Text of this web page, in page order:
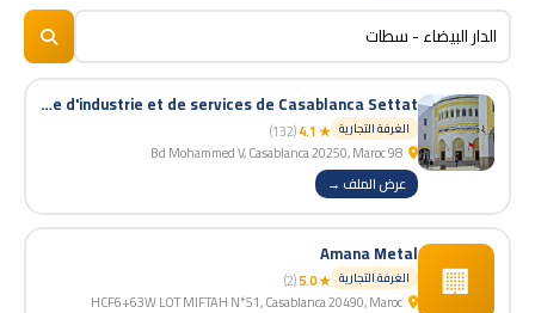
Chambre de commerce d'industrie et de services de Casablanca Settat
الغرفة التجارية ★ 4.1
(132)
عرض الملف →
🏢
Amana Metal
الغرفة التجارية ★ 5.0
(2)
BizNiz.ma